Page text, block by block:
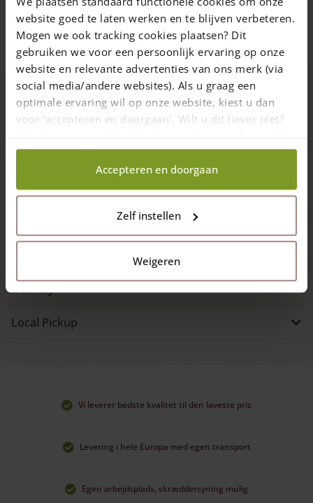
website goed te laten werken en te blijven verbeteren.
Mogen we ook tracking cookies plaatsen? Dit
gebruiken we voor een persoonlijk ervaring op onze
website en relevante advertenties van ons merk (via
social media/andere websites). Als u graag een
optimale ervaring wil op onze website, kiest u dan
voor ‘accepteren en doorgaan'. Wilt u dit liever niet?
Kies dan voor ‘zelf instellen’ en geef aan welke cookies
wij wel mogen verzamelen.
Accepteren en doorgaan
Zelf instellen
Weigeren
Dette
vare
har
flere
varianter.
Mulighederne
kan
vælges
på
varesiden
Description
Engelske låger.
Read more
Delivery
Local Pickup
Vi leverer bedste kvalitet til den laveste pris
Levering i hele Europa med egen transport
Egen arbejdsplads, skræddersyning mulig